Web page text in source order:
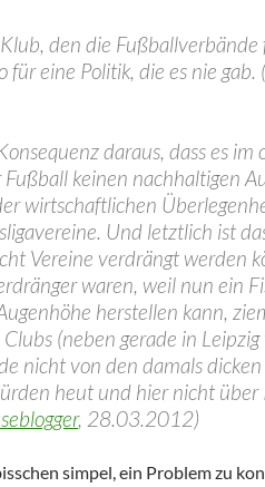
den die Fußballverbände
für eine Politik, die es nie gab.
daraus, dass es im
keinen nachhaltigen
wirtschaftlichen
Und letztlich ist
Vereine verdrängt werden
waren, weil nun ein
herstellen kann,
(neben gerade in
nicht von den damals
heut und hier nicht über
, 28.03.2012)
simpel, ein Problem zu